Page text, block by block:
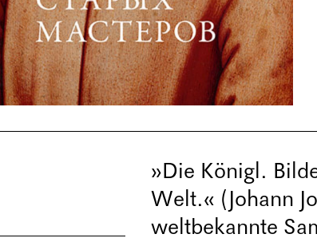
»Die Königl.
Welt.« (Johann
weltbekannte